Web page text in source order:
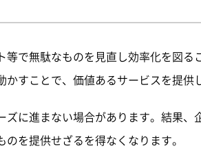
で無駄なものを見直し効率化を図る
すことで、価値あるサービスを提供
に進まない場合があります。結果、
を提供せざるを得なくなります。